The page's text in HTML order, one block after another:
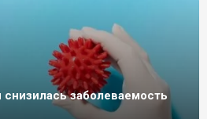
снизилась заболеваемость